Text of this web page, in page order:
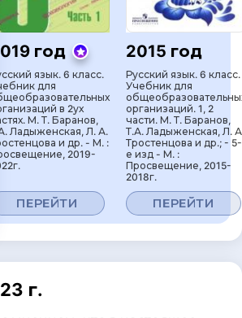
год
язык. 6 класс.
для
в 2ух
М. Т. Баранов,
Ладыженская, Л. А.
и др. - М. :
2019-
ПЕРЕЙТИ
2015 год
Русский язык. 6 класс.
Учебник для
организаций. 1, 2
части. М. Т. Баранов,
Т.А. Ладыженская, Л.
Тростенцова и др.; - 5-
е изд - М. :
Просвещение, 2015-
2018г.
ПЕРЕЙТИ
г.